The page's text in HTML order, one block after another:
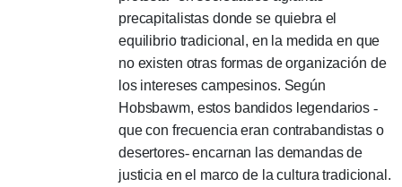
precapitalistas donde se quiebra el
equilibrio tradicional, en la medida en que
no existen otras formas de organización de
los intereses campesinos. Según
Hobsbawm, estos bandidos legendarios-
que con frecuencia eran contrabandistas o
desertores-encarnan las demandas de
justicia en el marco de la cultura tradicional.